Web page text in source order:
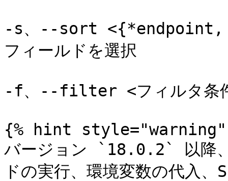
-s、--sort
フィールドを選択
-f、--filter <フィルタ条件
{% hint style="warning"
バージョン `18.0.2` 以降、
ドの実行、環境変数の代入、